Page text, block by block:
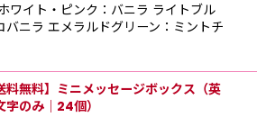
ワイト・ピンク：バニラ ライトブル
バニラ エメラルドグリーン：ミントチ
料無料】ミニメッセージボックス（英
字のみ｜24個）